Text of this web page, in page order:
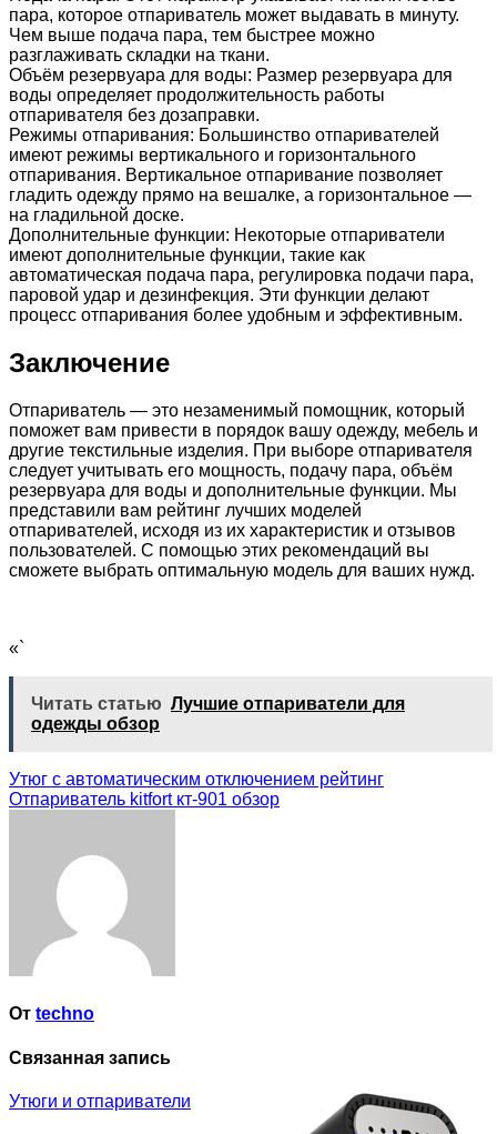
пара, которое отпариватель может выдавать в минуту.
Чем выше подача пара, тем быстрее можно
разглаживать складки на ткани.
Объём резервуара для воды: Размер резервуара для
воды определяет продолжительность работы
отпаривателя без дозаправки.
Режимы отпаривания: Большинство отпаривателей
имеют режимы вертикального и горизонтального
отпаривания. Вертикальное отпаривание позволяет
гладить одежду прямо на вешалке, а горизонтальное —
на гладильной доске.
Дополнительные функции: Некоторые отпариватели
имеют дополнительные функции, такие как
автоматическая подача пара, регулировка подачи пара,
паровой удар и дезинфекция. Эти функции делают
процесс отпаривания более удобным и эффективным.
Заключение
Отпариватель — это незаменимый помощник, который
поможет вам привести в порядок вашу одежду, мебель и
другие текстильные изделия. При выборе отпаривателя
следует учитывать его мощность, подачу пара, объём
резервуара для воды и дополнительные функции. Мы
представили вам рейтинг лучших моделей
отпаривателей, исходя из их характеристик и отзывов
пользователей. С помощью этих рекомендаций вы
сможете выбрать оптимальную модель для ваших нужд.
«`
Читать статью Лучшие отпариватели для
одежды обзор
Навигация
по
Утюг с автоматическим отключением рейтинг
Отпариватель kitfort кт-901 обзор
От techno
Связанная запись
Утюги и отпариватели